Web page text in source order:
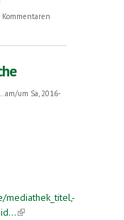
zu effektiver
Kommentaren
am/um Sa, 2016-
mediathek_titel,-
(link is